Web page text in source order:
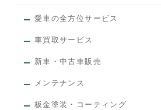
愛車の全方位サービス
車買取サービス
新車・中古車販売
メンテナンス
板金塗装・コーティング